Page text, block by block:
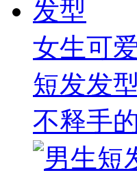
女生可
短发发
不释手